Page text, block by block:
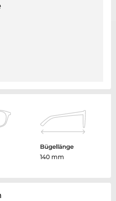
Bügellänge
140 mm